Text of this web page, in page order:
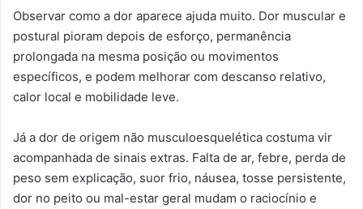
Observar como a dor aparece ajuda muito. Dor muscular e
postural pioram depois de esforço, permanência
prolongada na mesma posição ou movimentos
específicos, e podem melhorar com descanso relativo,
calor local e mobilidade leve.
Já a dor de origem não musculoesquelética costuma vir
acompanhada de sinais extras. Falta de ar, febre, perda de
peso sem explicação, suor frio, náusea, tosse persistente,
dor no peito ou mal-estar geral mudam o raciocínio e